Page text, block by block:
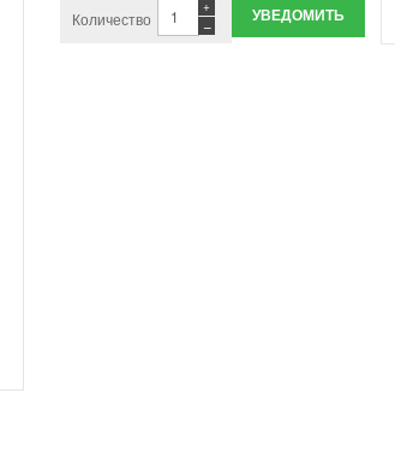
Количество −
+ УВЕДОМИТЬ